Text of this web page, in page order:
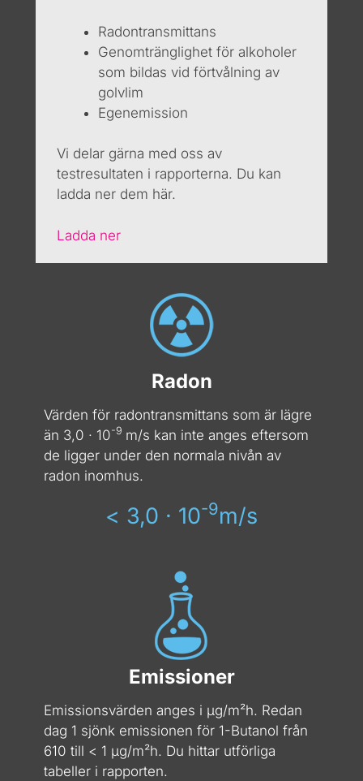
Radontransmittans
Genomtränglighet för alkoholer
som bildas vid förtvålning av
golvlim
Egenemission
Vi delar gärna med oss av
testresultaten i rapporterna. Du kan
ladda ner dem här.
Ladda ner
Radon
Värden för radontransmittans som är lägre
än 3,0 · 10-9 m/s kan inte anges eftersom
de ligger under den normala nivån av
radon inomhus.
< 3,0 · 10-9m/s
Emissioner
Emissionsvärden anges i µg/m­²h. Redan
dag 1 sjönk emissionen för 1-Butanol från
610 till < 1 µg/m­²h. Du hittar utförliga
tabeller i rapporten.